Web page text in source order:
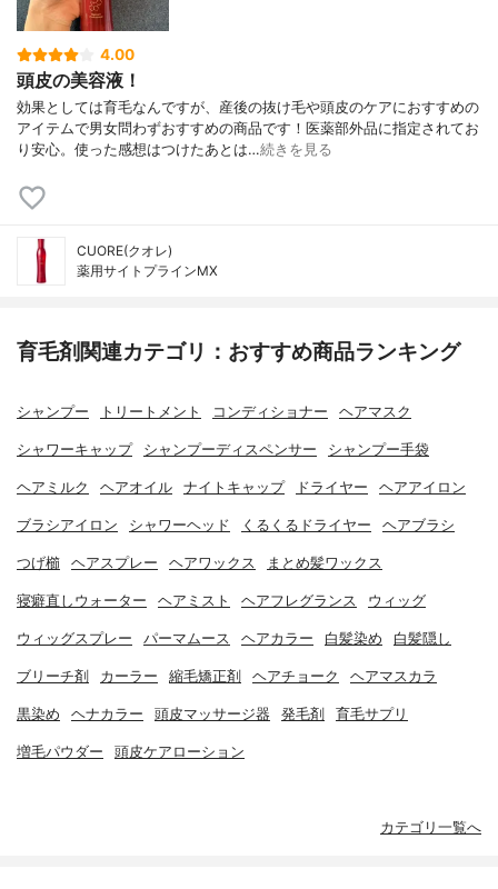
4.00
頭皮の美容液！
効果としては育毛なんですが、産後の抜け毛や頭皮のケアにおすすめの
アイテムで男女問わずおすすめの商品です！医薬部外品に指定されてお
り安心。使った感想はつけたあとは…続きを見る
CUORE(クオレ)
薬用サイトプラインMX
育毛剤関連カテゴリ：おすすめ商品ランキング
シャンプー トリートメント コンディショナー ヘアマスク
シャワーキャップ シャンプーディスペンサー シャンプー手袋
ヘアミルク ヘアオイル ナイトキャップ ドライヤー ヘアアイロン
ブラシアイロン シャワーヘッド くるくるドライヤー ヘアブラシ
つげ櫛 ヘアスプレー ヘアワックス まとめ髪ワックス
寝癖直しウォーター ヘアミスト ヘアフレグランス ウィッグ
ウィッグスプレー パーマムース ヘアカラー 白髪染め 白髪隠し
ブリーチ剤 カーラー 縮毛矯正剤 ヘアチョーク ヘアマスカラ
黒染め ヘナカラー 頭皮マッサージ器 発毛剤 育毛サプリ
増毛パウダー 頭皮ケアローション
カテゴリ一覧へ